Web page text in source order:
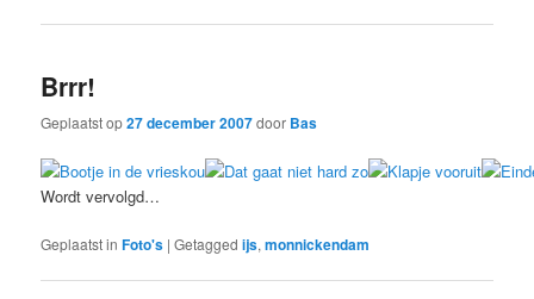
Brrr!
Geplaatst op27 december 2007door Bas
Wordt vervolgd…
Geplaatst in Foto's |Getagged ijs,monnickendam